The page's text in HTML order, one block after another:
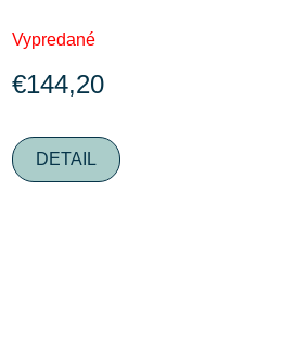
Vypredané
€144,20
DETAIL